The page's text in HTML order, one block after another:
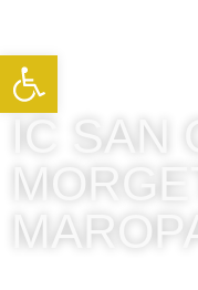
IC SAN
Apri la barra degli strumenti